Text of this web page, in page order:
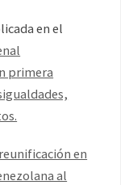
en el
primera
en
al